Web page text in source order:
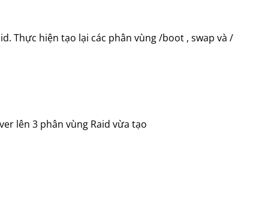
Thực hiện tạo lại các phân vùng /boot , swap và /
lên 3 phân vùng Raid vừa tạo